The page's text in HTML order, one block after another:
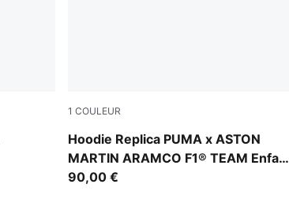
1 COULEUR
Hoodie Replica PUMA x ASTON
MARTIN ARAMCO F1® TEAM Enfant
et Adolescent
Green Lux
90,00 €